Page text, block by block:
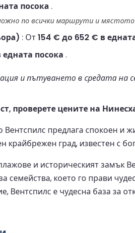
посока .
по всички маршрути и мястото
: От154 € до 652 € в
посока .
и пътуването в средата на
проверете цените на
предлага спокоен
град, известен с
и историческият замък
семейства, което го прави
е чудесна база за